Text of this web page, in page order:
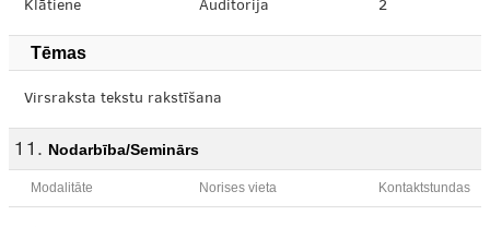
Klātiene Auditorija 2
Tēmas
Virsraksta tekstu rakstīšana
Nodarbība/Seminārs
Modalitāte Norises vieta Kontaktstundas